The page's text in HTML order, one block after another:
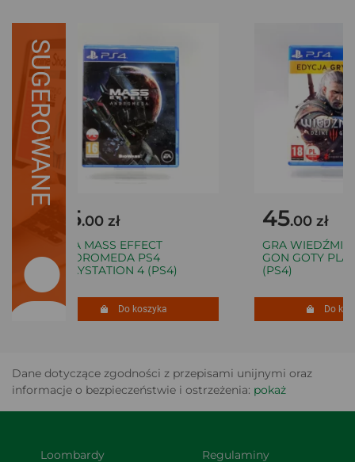
SUGEROWANE
.00 zł
GRA MASS EFFECT
ANDROMEDA PS4
PLAYSTATION 4 (PS4)
Do koszyka
45.00 zł
GRA WIEDŹMIN
GON GOTY
(PS4)
Do
Dane dotyczące zgodności z przepisami unijnymi oraz
informacje o bezpieczeństwie i ostrzeżenia: pokaż
Loombardy
Regulaminy